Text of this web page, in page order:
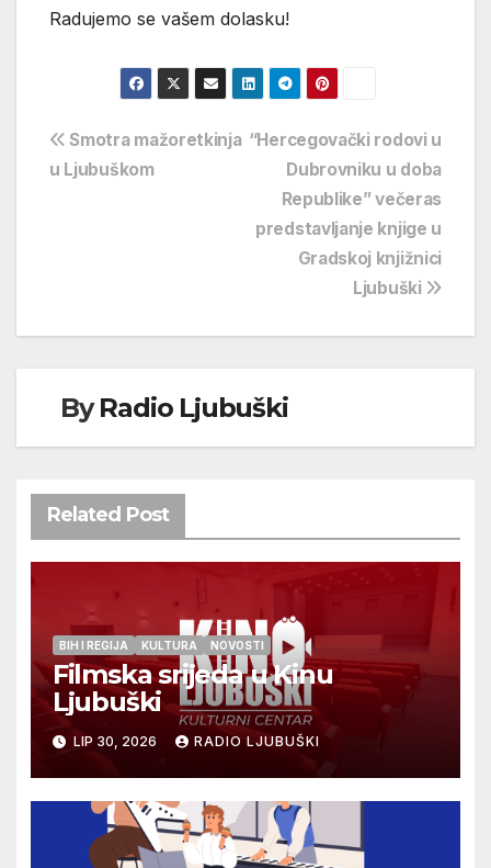
Radujemo se vašem dolasku!
Navigacija
objava
“Hercegovački rodovi u
Dubrovniku u doba
Republike” večeras
predstavljanje knjige u
Gradskoj knjižnici
Ljubuški
Smotra mažoretkinja
u Ljubuškom
ByRadio Ljubuški
Related Post
BIH I REGIJA KULTURA NOVOSTI
Filmska srijeda u Kinu
Ljubuški
LIP 30, 2026 RADIO LJUBUŠKI